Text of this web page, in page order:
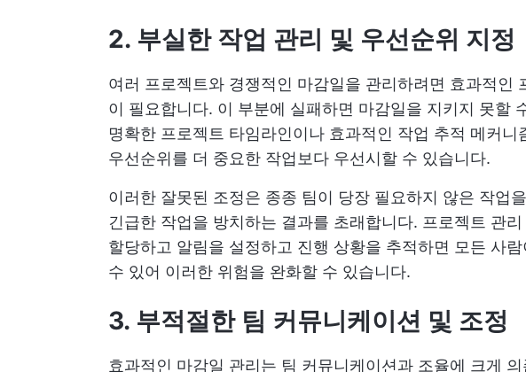
2. 부실한 작업 관리 및 우선순위 지정
여러 프로젝트와 경쟁적인 마감일을 관리하려면 효과적인
이 필요합니다. 이 부분에 실패하면 마감일을 지키지 못할
명확한 프로젝트 타임라인이나 효과적인 작업 추적 메커니
우선순위를 더 중요한 작업보다 우선시할 수 있습니다.
이러한 잘못된 조정은 종종 팀이 당장 필요하지 않은 작업
긴급한 작업을 방치하는 결과를 초래합니다. 프로젝트 관
할당하고 알림을 설정하고 진행 상황을 추적하면 모든 사
수 있어 이러한 위험을 완화할 수 있습니다.
3. 부적절한 팀 커뮤니케이션 및 조정
효과적인 마감일 관리는 팀 커뮤니케이션과 조율에 크게